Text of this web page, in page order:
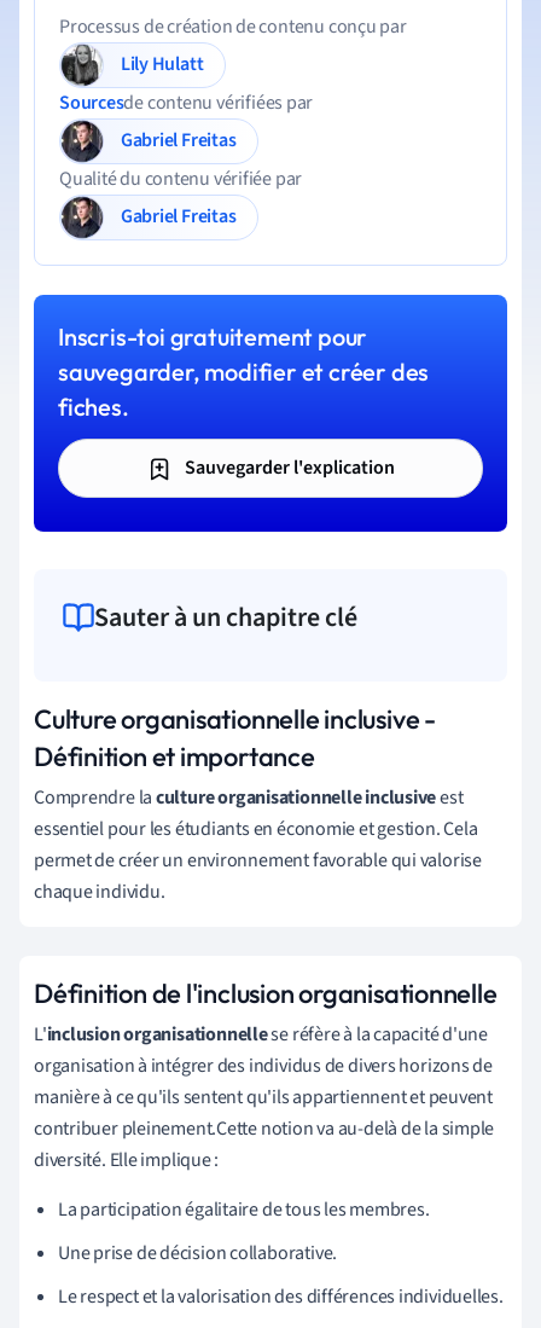
Processus de création de contenu conçu par
Lily Hulatt
Sourcesde contenu vérifiées par
Gabriel Freitas
Qualité du contenu vérifiée par
Gabriel Freitas
Inscris-toi gratuitement pour
sauvegarder, modifier et créer des
fiches.
Sauvegarder l'explication
Sauter à un chapitre clé
Culture organisationnelle inclusive -
Définition et importance
Comprendre laculture organisationnelle inclusiveest
essentiel pour les étudiants en économie et gestion. Cela
permet de créer un environnement favorable qui valorise
chaque individu.
Définition de l'inclusion organisationnelle
L'inclusion organisationnellese réfère à la capacité d'une
organisation à intégrer des individus de divers horizons de
manière à ce qu'ils sentent qu'ils appartiennent et peuvent
contribuer pleinement.Cette notion va au-delà de la simple
diversité. Elle implique :
La participation égalitaire de tous les membres.
Une prise de décision collaborative.
Le respect et la valorisation des différences individuelles.